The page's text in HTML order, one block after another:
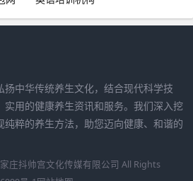
中华传统养生文化，结合现代科学技
实用的健康养生资讯和服务。我们深入挖
粹的养生方法，助您迈向健康、和谐的
庄抖帅宫文化传媒有限公司 All Rights